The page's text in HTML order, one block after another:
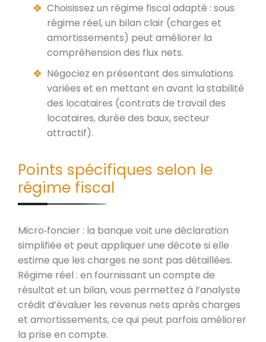
Choisissez un régime fiscal adapté : sous
régime réel, un bilan clair (charges et
amortissements) peut améliorer la
compréhension des flux nets.
Négociez en présentant des simulations
variées et en mettant en avant la stabilité
des locataires (contrats de travail des
locataires, durée des baux, secteur
attractif).
Points spécifiques selon le
régime fiscal
Micro‑foncier : la banque voit une déclaration
simplifiée et peut appliquer une décote si elle
estime que les charges ne sont pas détaillées.
Régime réel : en fournissant un compte de
résultat et un bilan, vous permettez à l’analyste
crédit d’évaluer les revenus nets après charges
et amortissements, ce qui peut parfois améliorer
la prise en compte.